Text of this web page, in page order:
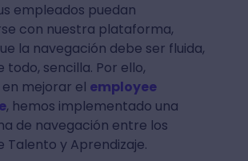
empleados puedan
con nuestra plataforma,
la navegación debe ser fluida,
todo, sencilla. Por ello,
mejorar el employee
, hemos implementado una
de navegación entre los
Talento y Aprendizaje.